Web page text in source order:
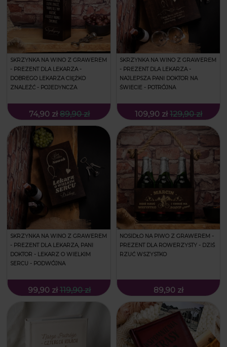
SKRZYNKA NA WINO Z GRAWEREM
- PREZENT DLA LEKARZA -
DOBREGO LEKARZA CIĘŻKO
ZNALEŹĆ - POJEDYNCZA
74,90 zł 89,90 zł
SKRZYNKA NA WINO Z GRAWEREM
- PREZENT DLA LEKARZA -
NAJLEPSZA PANI DOKTOR NA
ŚWIECIE - POTRÓJNA
109,90 zł 129,90 zł
SKRZYNKA NA WINO Z GRAWEREM
- PREZENT DLA LEKARZA, PANI
DOKTOR - LEKARZ O WIELKIM
SERCU - PODWÓJNA
99,90 zł 119,90 zł
NOSIDŁO NA PIWO Z GRAWEREM -
PREZENT DLA ROWERZYSTY - DZIŚ
RZUĆ WSZYSTKO
89,90 zł